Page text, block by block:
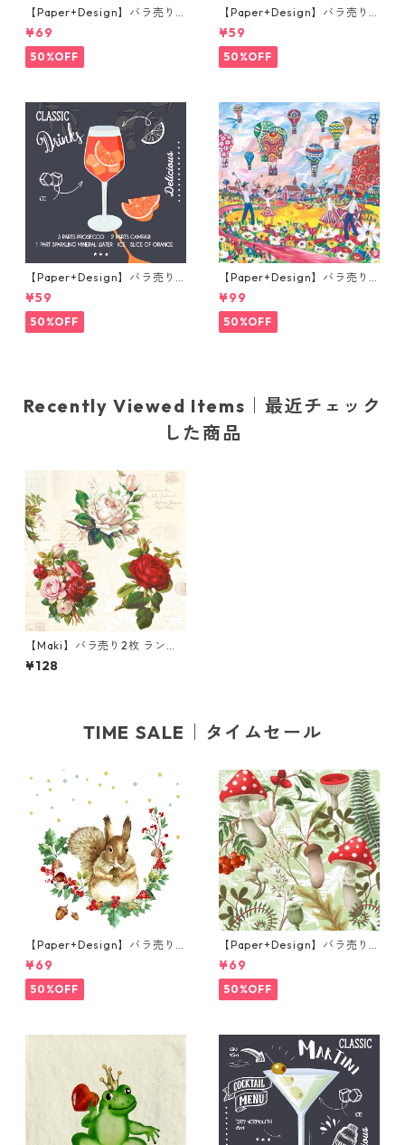
【Paper+Design】バラ売り2
枚 ランチサイズ ペーパーナプ
キン Robin Forest ベージュ
¥69
50%OFF
【Paper+Design】バラ売り2
枚 カクテルサイズ ペーパーナ
プキン Cupids arrow ホワイ
ト
¥59
50%OFF
【Paper+Design】バラ売り2
枚 カクテルサイズ ペーパーナ
プキン Aperole ブラック
¥59
50%OFF
【Paper+Design】バラ売り2
枚 ランチサイズ ペーパーナプ
キン Portchie Art Children's
Festival in Dinkelsbuhl ライ
トブルー
¥99
50%OFF
Recently Viewed Items｜最近チェック
した商品
【Maki】バラ売り2枚 ランチ
サイズ ペーパーナプキン Engl
ish Roses クリーム
¥128
TIME SALE｜タイムセール
【Paper+Design】バラ売り2
枚 ランチサイズ ペーパーナプ
キン Forest Squirrel ホワイ
ト
¥69
50%OFF
【Paper+Design】バラ売り2
枚 ランチサイズ ペーパーナプ
キン Forest Fungi グリーン
¥69
50%OFF